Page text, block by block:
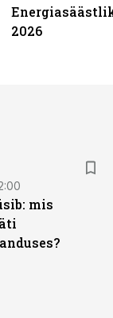
2026
mis